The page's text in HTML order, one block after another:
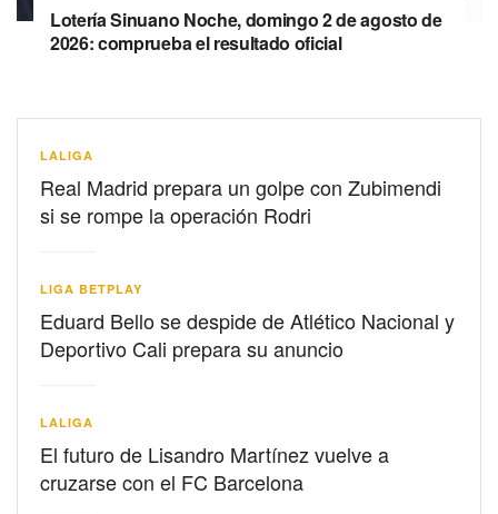
Lotería Sinuano Noche, domingo 2 de agosto de
2026: comprueba el resultado oficial
LALIGA
Real Madrid prepara un golpe con Zubimendi
si se rompe la operación Rodri
LIGA BETPLAY
Eduard Bello se despide de Atlético Nacional y
Deportivo Cali prepara su anuncio
LALIGA
El futuro de Lisandro Martínez vuelve a
cruzarse con el FC Barcelona